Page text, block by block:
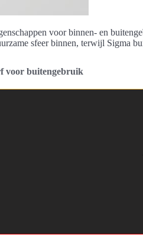
voor binnen- en
sfeer binnen, terwijl
voor buitengebruik